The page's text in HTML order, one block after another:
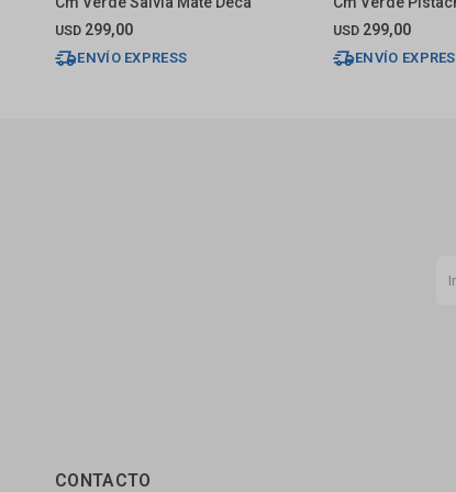
USD 299,00
ENVÍO EXPRESS
USD 299,00
ENVÍO
CONTACTO